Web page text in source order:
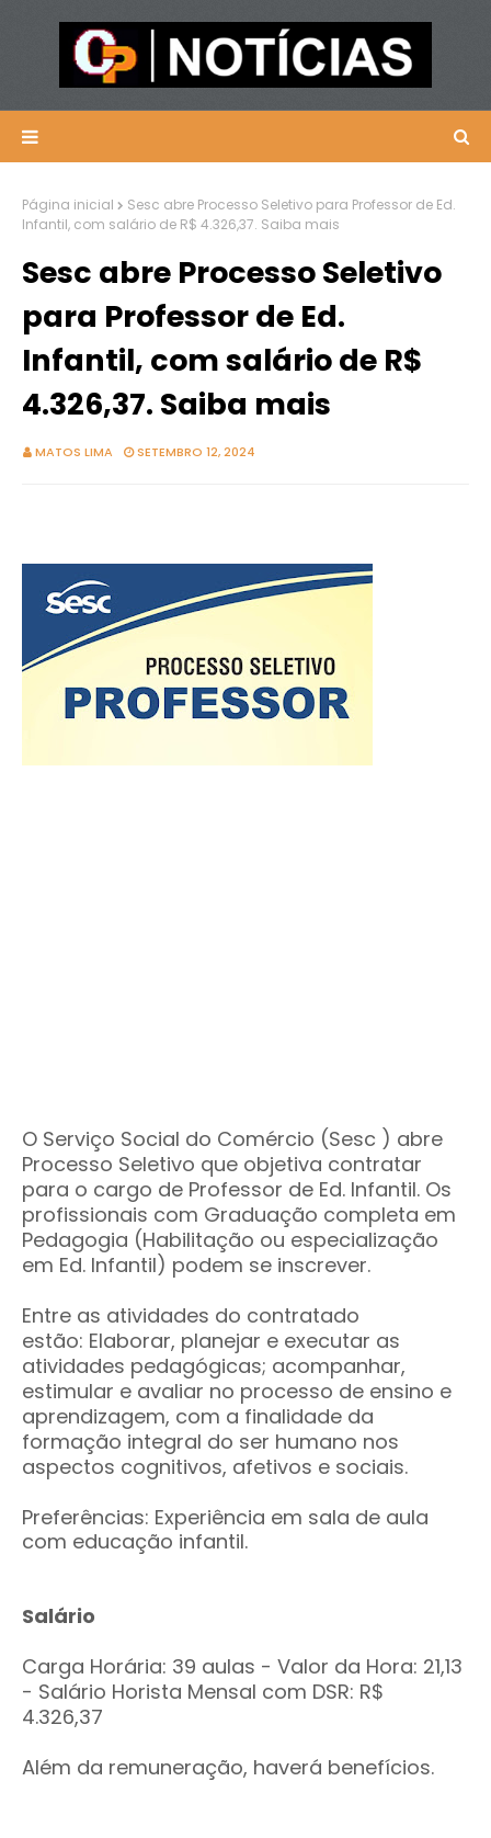
Página inicial
Sesc abre Processo Seletivo para Professor de Ed.
Infantil, com salário de R$ 4.326,37. Saiba mais
Sesc abre Processo Seletivo
para Professor de Ed.
Infantil, com salário de R$
4.326,37. Saiba mais
MATOS LIMA SETEMBRO 12, 2024
O Serviço Social do Comércio (Sesc ) abre
Processo Seletivo que objetiva contratar
para o cargo de Professor de Ed. Infantil. Os
profissionais com Graduação completa em
Pedagogia (Habilitação ou especialização
em Ed. Infantil) podem se inscrever.
Entre as atividades do contratado
estão: Elaborar, planejar e executar as
atividades pedagógicas; acompanhar,
estimular e avaliar no processo de ensino e
aprendizagem, com a finalidade da
formação integral do ser humano nos
aspectos cognitivos, afetivos e sociais.
Preferências: Experiência em sala de aula
com educação infantil.
Salário
Carga Horária: 39 aulas - Valor da Hora: 21,13
- Salário Horista Mensal com DSR: R$
4.326,37
Além da remuneração, haverá benefícios.